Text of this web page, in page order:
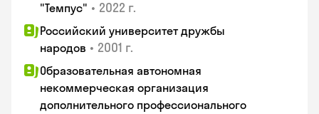
"Темпус" • 2022 г.
Российский университет дружбы
народов • 2001 г.
Образовательная автономная
некоммерческая организация
дополнительного профессионального